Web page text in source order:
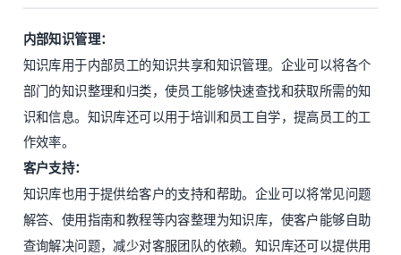
内部知识管理：
知识库用于内部员工的知识共享和知识管理。企业可以将各个
部门的知识整理和归类，使员工能够快速查找和获取所需的知
识和信息。知识库还可以用于培训和员工自学，提高员工的工
作效率。
客户支持：
知识库也用于提供给客户的支持和帮助。企业可以将常见问题
解答、使用指南和教程等内容整理为知识库，使客户能够自助
查询解决问题，减少对客服团队的依赖。知识库还可以提供用